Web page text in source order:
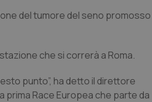
del tumore del seno promosso
che si correrà a Roma.
punto”, ha detto il direttore
prima Race Europea che parte da